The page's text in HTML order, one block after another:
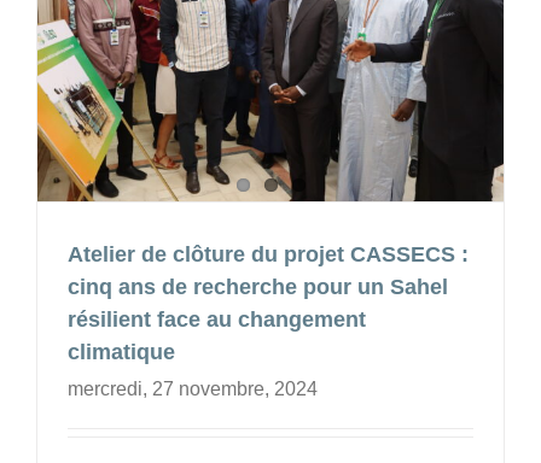
Atelier de clôture du projet CASSECS :
cinq ans de recherche pour un Sahel
résilient face au changement
climatique
mercredi, 27 novembre, 2024